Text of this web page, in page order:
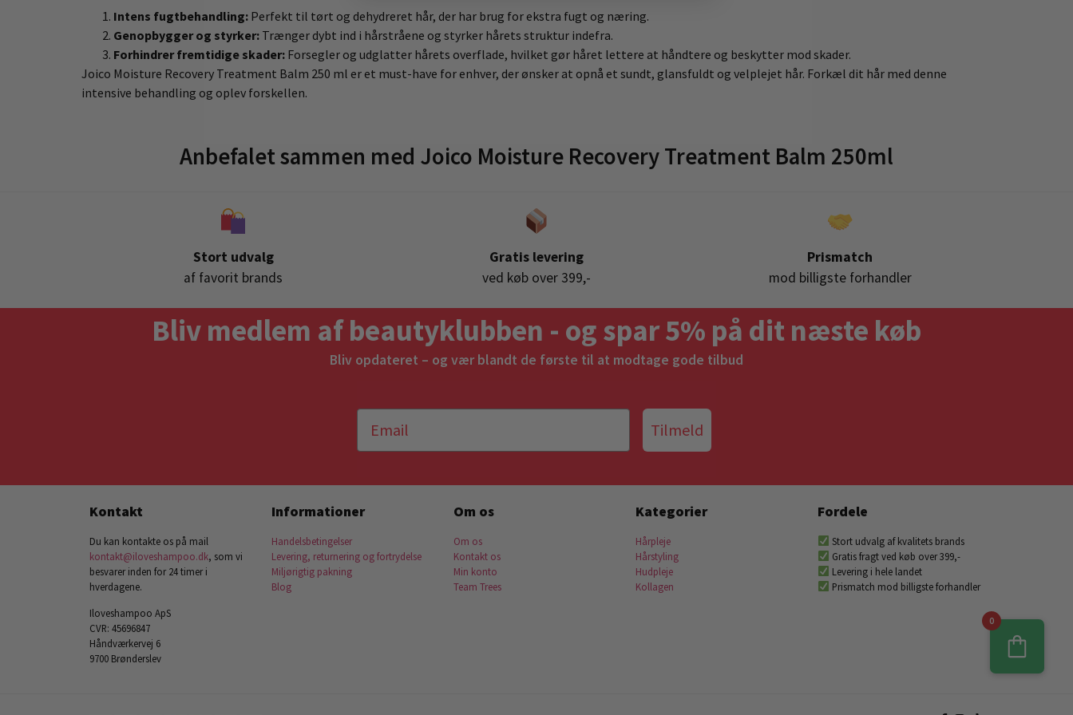
Intens fugtbehandling: Perfekt til tørt og dehydreret hår, der har brug for ekstra fugt og næring.
Genopbygger og styrker: Trænger dybt ind i hårstråene og styrker hårets struktur indefra.
Forhindrer fremtidige skader: Forsegler og udglatter hårets overflade, hvilket gør håret lettere at håndtere og beskytter mod skader.
Joico Moisture Recovery Treatment Balm 250 ml er et must-have for enhver, der ønsker at opnå et sundt, glansfuldt og velplejet hår. Forkæl dit hår med denne
intensive behandling og oplev forskellen.
Anbefalet sammen med Joico Moisture Recovery Treatment Balm 250ml
Stort udvalg
af favorit brands
Gratis levering
ved køb over 399,-
Prismatch
mod billigste forhandler
Bliv medlem af beautyklubben - og spar 5% på dit næste køb
Bliv opdateret – og vær blandt de første til at modtage gode tilbud
Tilmeld
Kontakt
Du kan kontakte os på mail
kontakt@iloveshampoo.dk, som vi
besvarer inden for 24 timer i
hverdagene.
Iloveshampoo ApS
CVR: 45696847
Håndværkervej 6
9700 Brønderslev
Informationer
Handelsbetingelser
Levering, returnering og fortrydelse
Miljørigtig pakning
Blog
Om os
Om os
Kontakt os
Min konto
Team Trees
Kategorier
Hårpleje
Hårstyling
Hudpleje
Kollagen
Fordele
Stort udvalg af kvalitets brands
Gratis fragt ved køb over 399,-
Levering i hele landet
Prismatch mod billigste forhandler
0